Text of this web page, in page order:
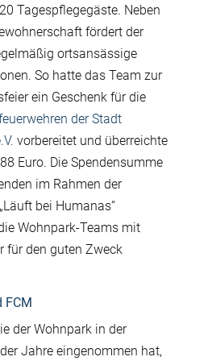
Tagespflegegäste. Neben
fördert der
ortsansässige
So hatte das Team zur
ein Geschenk für die
der Stadt
vorbereitet und überreichte
Euro. Die Spendensumme
im Rahmen der
bei Humanas“
Wohnpark-Teams mit
für den guten Zweck
FCM
der Wohnpark in der
Jahre eingenommen hat,